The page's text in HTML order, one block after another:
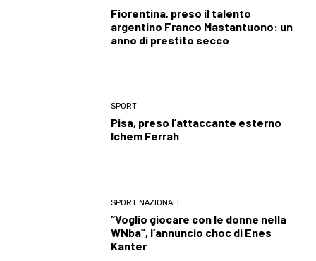
Fiorentina, preso il talento
argentino Franco Mastantuono: un
anno di prestito secco
SPORT
Pisa, preso l’attaccante esterno
Ichem Ferrah
SPORT NAZIONALE
“Voglio giocare con le donne nella
WNba”, l’annuncio choc di Enes
Kanter